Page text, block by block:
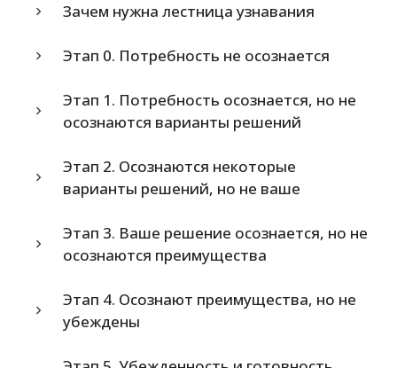
Зачем нужна лестница узнавания
Этап 0. Потребность не осознается
Этап 1. Потребность осознается, но не
осознаются варианты решений
Этап 2. Осознаются некоторые
варианты решений, но не ваше
Этап 3. Ваше решение осознается, но не
осознаются преимущества
Этап 4. Осознают преимущества, но не
убеждены